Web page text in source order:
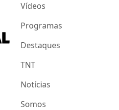
Vídeos
Programas
Destaques
TNT
Notícias
Somos